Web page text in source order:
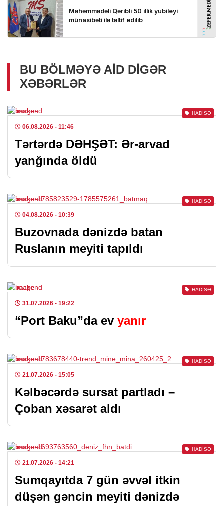
BU BÖLMƏYƏ AID DIGƏR
XƏBƏRLƏR
HADISƏ
06.08.2026 - 11:46
Tərtərdə DƏHŞƏT: Ər-arvad
yanğında öldü
HADISƏ
04.08.2026 - 10:39
Buzovnada dənizdə batan
Ruslanın meyiti tapıldı
HADISƏ
31.07.2026 - 19:22
“Port Baku”da ev yanır
HADISƏ
21.07.2026 - 15:05
Kəlbəcərdə sursat partladı –
Çoban xəsarət aldı
HADISƏ
21.07.2026 - 14:21
Sumqayıtda 7 gün əvvəl itkin
düşən gəncin meyiti dənizdə